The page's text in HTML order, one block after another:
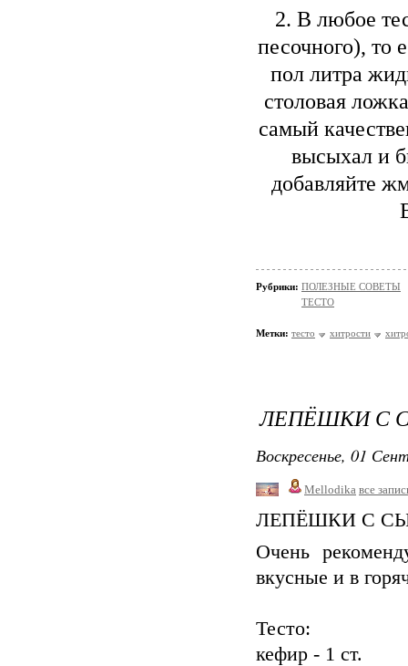
2. В любое
песочного), то
пол литра
столовая
самый
высыхал и
добавляйте
Рубрики: ПОЛЕЗНЫЕ СОВЕТЫ
ТЕСТО
Метки: тесто хитрости
ЛЕПЁШКИ С
Воскресенье, 01
Mellodika все
ЛЕПЁШКИ С
Очень
вкусные и в
Тесто:
кефир - 1 ст.